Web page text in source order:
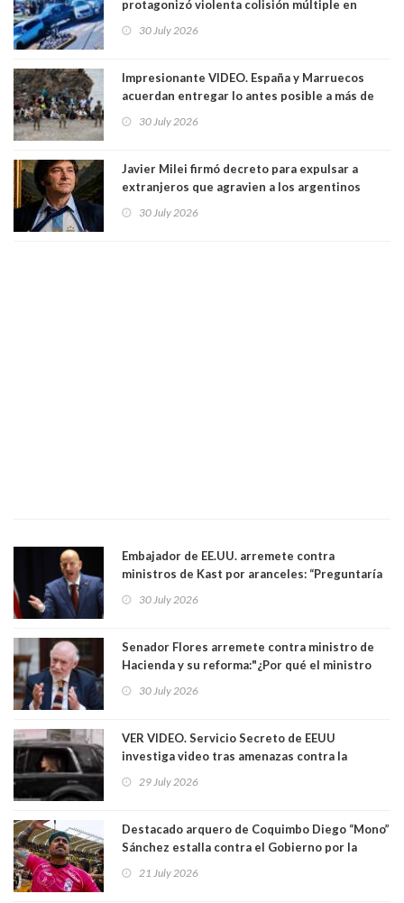
protagonizó violenta colisión múltiple en
30 July 2026
Impresionante VIDEO. España y Marruecos
acuerdan entregar lo antes posible a más de
avalancha y de manera irregular a territorio
30 July 2026
Javier Milei firmó decreto para expulsar a
extranjeros que agravien a los argentinos
30 July 2026
Embajador de EE.UU. arremete contra
ministros de Kast por aranceles: “Preguntaría
Yo diría que no”
30 July 2026
Senador Flores arremete contra ministro de
Hacienda y su reforma:"¿Por qué el ministro
más ricos, pasándole la aplanadora a los
30 July 2026
VER VIDEO. Servicio Secreto de EEUU
investiga video tras amenazas contra la
29 July 2026
Destacado arquero de Coquimbo Diego “Mono”
Sánchez estalla contra el Gobierno por la
contra ministro Poduje a quién trató de
21 July 2026